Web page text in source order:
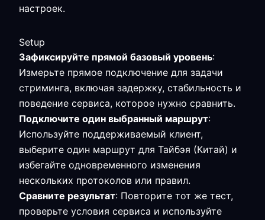
настроек.
Setup
Зафиксируйте прямой базовый уровень:
Измерьте прямое подключение для задачи
стриминга, включая задержку, стабильность и
поведение сервиса, которое нужно сравнить.
Подключите один выбранный маршрут:
Используйте поддерживаемый клиент,
выберите один маршрут для Тайбэя (Китай) и
избегайте одновременного изменения
нескольких протоколов или правил.
Сравните результат: Повторите тот же тест,
проверьте условия сервиса и используйте